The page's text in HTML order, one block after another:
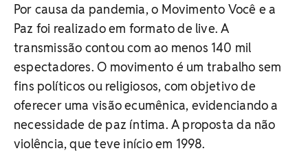
Por causa da pandemia, o Movimento Você e a
Paz foi realizado em formato de live. A
transmissão contou com ao menos 140 mil
espectadores. O movimento é um trabalho sem
fins políticos ou religiosos, com objetivo de
oferecer uma visão ecumênica, evidenciando a
necessidade de paz íntima. A proposta da não
violência, que teve início em 1998.